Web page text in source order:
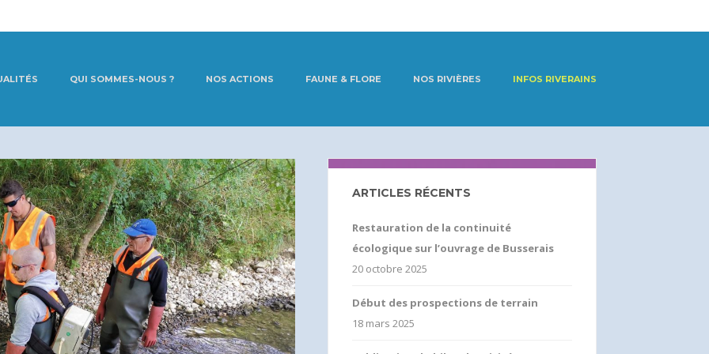
QUI SOMMES-NOUS ? NOS ACTIONS FAUNE & FLORE NOS RIVIÈRES INFOS RIVERAINS
ARTICLES RÉCENTS
Restauration de la continuité
écologique sur l’ouvrage de Busserais
20 octobre 2025
Début des prospections de terrain
18 mars 2025